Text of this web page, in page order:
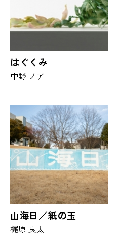
はぐくみ
中野 ノア
山海日／紙の玉
梶原 良太